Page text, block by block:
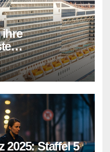
neue
2025: Staffel 5